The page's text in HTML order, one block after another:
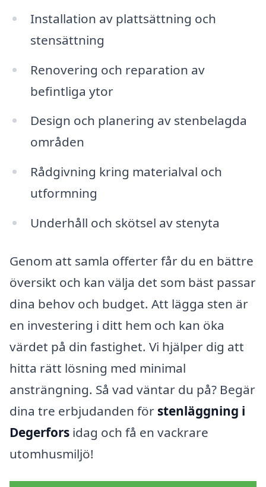
Installation av plattsättning och
stensättning
Renovering och reparation av
befintliga ytor
Design och planering av stenbelagda
områden
Rådgivning kring materialval och
utformning
Underhåll och skötsel av stenyta
Genom att samla offerter får du en bättre
översikt och kan välja det som bäst passar
dina behov och budget. Att lägga sten är
en investering i ditt hem och kan öka
värdet på din fastighet. Vi hjälper dig att
hitta rätt lösning med minimal
ansträngning. Så vad väntar du på? Begär
dina tre erbjudanden för stenläggning i
Degerfors idag och få en vackrare
utomhusmiljö!